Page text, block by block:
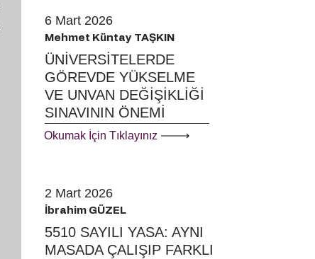
6 Mart 2026
Mehmet Küntay TAŞKIN
ÜNİVERSİTELERDE
GÖREVDE YÜKSELME
VE UNVAN DEĞİŞİKLİĞİ
SINAVININ ÖNEMİ
Okumak İçin Tıklayınız
2 Mart 2026
İbrahim GÜZEL
5510 SAYILI YASA: AYNI
MASADA ÇALIŞIP FARKLI